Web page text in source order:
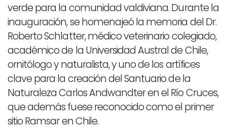
verde para la comunidad valdiviana. Durante la
inauguración, se homenajeó la memoria del Dr.
Roberto Schlatter, médico veterinario colegiado,
académico de la Universidad Austral de Chile,
ornitólogo y naturalista, y uno de los artífices
clave para la creación del Santuario de la
Naturaleza Carlos Andwandter en el Río Cruces,
que además fuese reconocido como el primer
sitio Ramsar en Chile.